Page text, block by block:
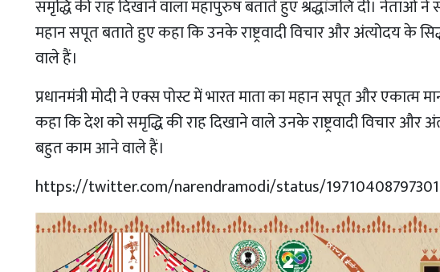
समृद्धि की राह दिखाने वाला महापुरुष बताते हुए श्रद्धांजलि दी। नेताओं
महान सपूत बताते हुए कहा कि उनके राष्ट्रवादी विचार और अंत्योदय के
वाले हैं।
प्रधानमंत्री मोदी ने एक्स पोस्ट में भारत माता का महान सपूत और एकात्म
कहा कि देश को समृद्धि की राह दिखाने वाले उनके राष्ट्रवादी विचार और
बहुत काम आने वाले हैं।
https://twitter.com/narendramodi/status/